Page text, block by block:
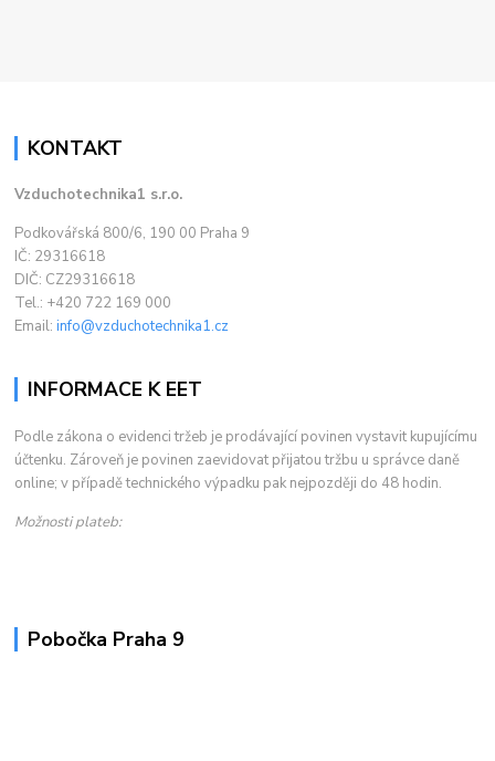
KONTAKT
Vzduchotechnika1 s.r.o.
Podkovářská 800/6, 190 00 Praha 9
IČ: 29316618
DIČ: CZ29316618
Tel.: +420 722 169 000
Email:info@vzduchotechnika1.cz
INFORMACE K EET
Podle zákona o evidenci tržeb je prodávající povinen vystavit kupujícímu
účtenku. Zároveň je povinen zaevidovat přijatou tržbu u správce daně
online; v případě technického výpadku pak nejpozději do 48 hodin.
Možnosti plateb:
Pobočka Praha 9